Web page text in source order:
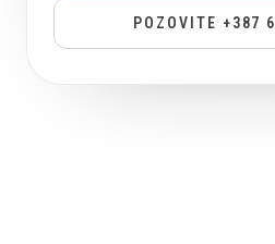
POZOVITE +387